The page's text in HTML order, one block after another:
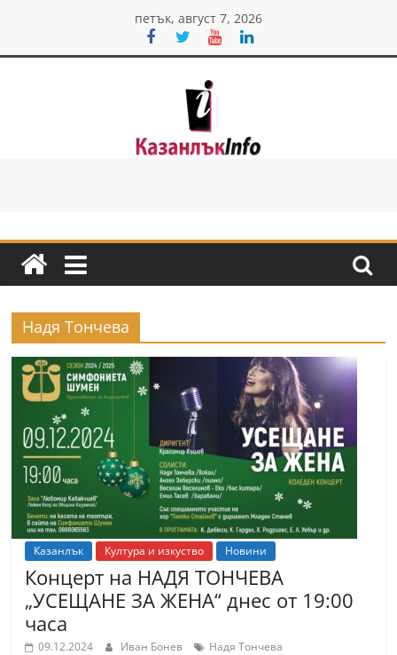
content
петък, август 7, 2026
Казанлък
Н
в
и
н
и
К
а
з
а
н
л
ъ
к
и
Надя Тончева
Казанлък Култура и изкуство Новини
Концерт на НАДЯ ТОНЧЕВА
„УСЕЩАНЕ ЗА ЖЕНА“ днес от 19:00
часа
09.12.2024 Иван Бонев Надя Тончева